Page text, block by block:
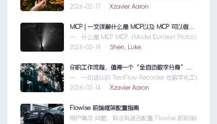
2026-02-17 · Xzavier Aaron
MCP | 一文详解什么是 MCP以及 MCP 可以做什么
一、什么是 MCP MCP（Model Context Protocol）是
2026-02-14 · Shen, Luke
你的工作流程，值得一个“全自动数字分身”：录制、截图、成文，一气呵成
一、一句话认识 TestFlow Recorder 在数字化工作环境
2026-02-14 · Xzavier Aaron
Flowise 前端框架配置指南
用户需求 问题：有没有适合配置 Flowise 的前端框架